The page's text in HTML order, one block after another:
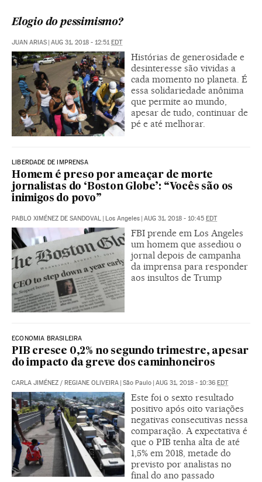
Elogio do pessimismo?
JUAN ARIAS | AUG 31, 2018 - 12:51EDT
Histórias de generosidade e
desinteresse são vividas a
cada momento no planeta. É
essa solidariedade anônima
que permite ao mundo,
apesar de tudo, continuar de
pé e até melhorar.
LIBERDADE DE IMPRENSA
Homem é preso por ameaçar de morte
jornalistas do ‘Boston Globe’: “Vocês são os
inimigos do povo”
PABLO XIMÉNEZ DE SANDOVAL | Los Angeles | AUG 31, 2018 - 10:45 EDT
FBI prende em Los Angeles
um homem que assediou o
jornal depois de campanha
da imprensa para responder
aos insultos de Trump
ECONOMIA BRASILEIRA
PIB cresce 0,2% no segundo trimestre, apesar
do impacto da greve dos caminhoneiros
CARLA JIMÉNEZ / REGIANE OLIVEIRA | São Paulo | AUG 31, 2018 - 10:36 EDT
Este foi o sexto resultado
positivo após oito variações
negativas consecutivas nessa
comparação. A expectativa é
que o PIB tenha alta de até
1,5% em 2018, metade do
previsto por analistas no
final do ano passado